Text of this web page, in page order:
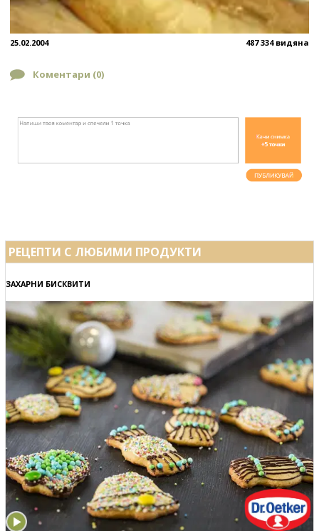
25.02.2004 487 334 видяна
Коментари (0)
РЕЦЕПТИ С ЛЮБИМИ ПРОДУКТИ
ЗАХАРНИ БИСКВИТИ